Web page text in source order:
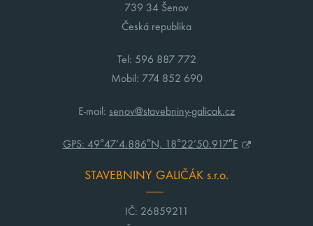
739 34 Šenov
Česká republika
Tel: 596 887 772
Mobil: 774 852 690
E-mail: senov@stavebniny-galicak.cz
GPS: 49°47’4.886″N, 18°22’50.917″E
STAVEBNINY GALIČÁK s.r.o.
IČ: 26859211